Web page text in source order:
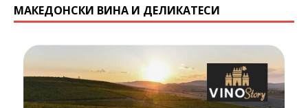
МАКЕДОНСКИ ВИНА И ДЕЛИКАТЕСИ